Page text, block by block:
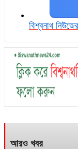
বিশ্বনাথ
আরও খবর